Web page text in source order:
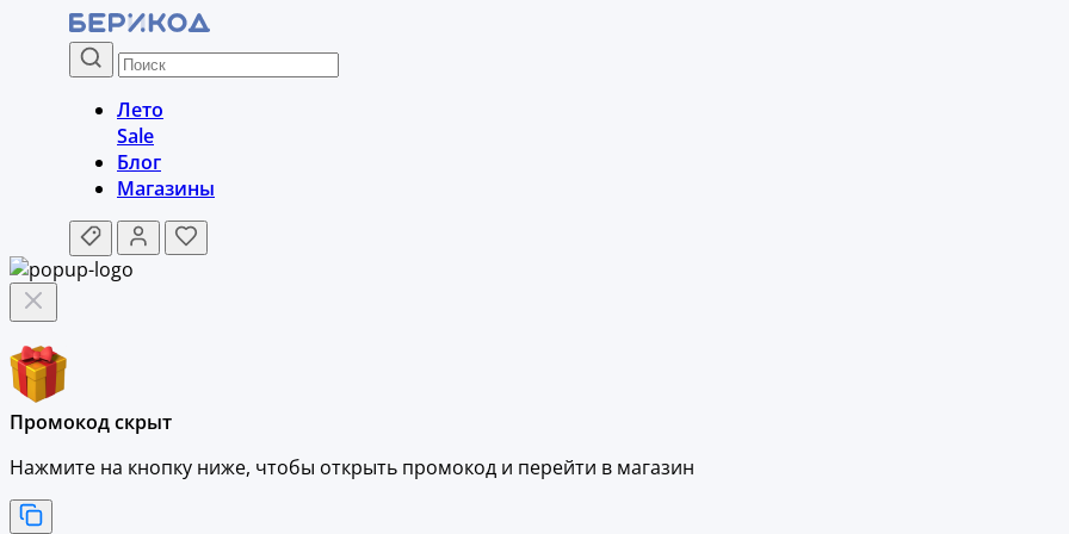
Лето
Sale
Блог
Магазины
Промокод скрыт
Нажмите на кнопку ниже, чтобы открыть промокод и перейти в магазин